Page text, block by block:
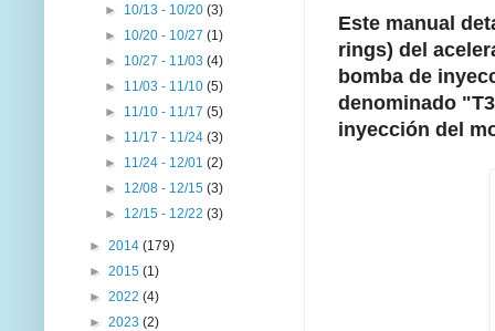
Este manual
rings) del
bomba de
denominado
inyección del
► 10/13 - 10/20(3)
► 10/20 - 10/27(1)
► 10/27 - 11/03(4)
► 11/03 - 11/10(5)
► 11/10 - 11/17(5)
► 11/17 - 11/24(3)
► 11/24 - 12/01(2)
► 12/08 - 12/15(3)
► 12/15 - 12/22(3)
► 2014 (179)
► 2015 (1)
► 2022 (4)
► 2023 (2)